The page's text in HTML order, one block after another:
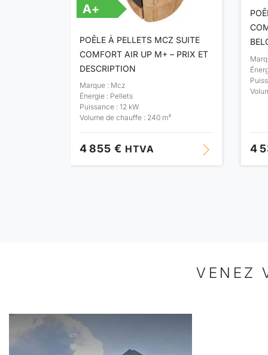
A+
POÊLE À PELLETS MCZ SUITE
COMFORT AIR UP M+ – PRIX ET
DESCRIPTION
Marque : Mcz
Énergie : Pellets
Puissance : 12 kW
Volume de chauffe : 240 m³
4 855 € HTVA 4
VENEZ